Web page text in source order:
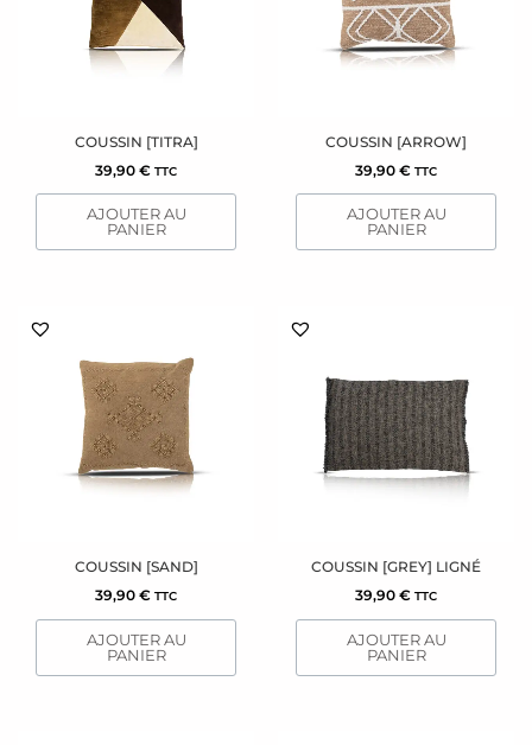
COUSSIN [TITRA]
39,90 € TTC
AJOUTER AU
PANIER
COUSSIN [ARROW]
39,90 € TTC
AJOUTER AU
PANIER
COUSSIN [SAND]
39,90 € TTC
AJOUTER AU
PANIER
COUSSIN [GREY] LIGNÉ
39,90 € TTC
AJOUTER AU
PANIER